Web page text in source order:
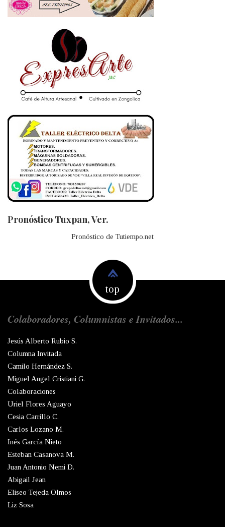
Pronóstico Tuxpan, Ver.
Pronóstico de Tutiempo.net
top
Colaboradores, Columnistas e Invitados...
Jesús Alberto Rubio S.
Columna Invitada
Camilo Hernández S.
Miguel Angel Cristiani G.
Colaboraciones
Uriel Flores Aguayo
Cesia Carrillo C.
Carlos Lozano M.
Inés García Nieto
Esteban Casanova M.
Juan Antonio Nemi D.
Abigail Jean
Eliseo Tejeda Olmos
Liz Sosa